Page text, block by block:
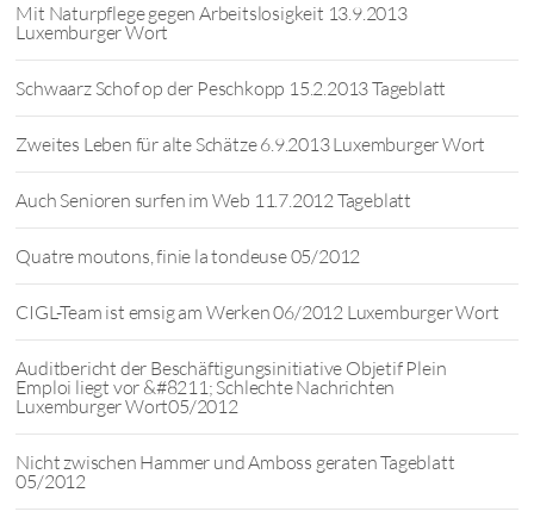
Mit Naturpflege gegen Arbeitslosigkeit 13.9.2013
Luxemburger Wort
Schwaarz Schof op der Peschkopp 15.2.2013 Tageblatt
Zweites Leben für alte Schätze 6.9.2013 Luxemburger Wort
Auch Senioren surfen im Web 11.7.2012 Tageblatt
Quatre moutons, finie la tondeuse 05/2012
CIGL-Team ist emsig am Werken 06/2012 Luxemburger Wort
Auditbericht der Beschäftigungsinitiative Objetif Plein
Emploi liegt vor &#8211; Schlechte Nachrichten
Luxemburger Wort05/2012
Nicht zwischen Hammer und Amboss geraten Tageblatt
05/2012